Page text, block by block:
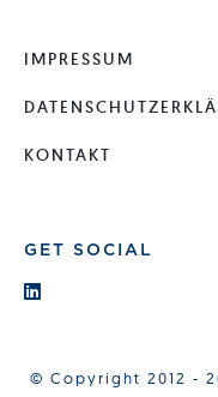
IMPRESSUM
KONTAKT
GET SOCIAL
© Copyright 2012 -